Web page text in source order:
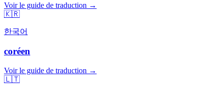
Voir le guide de traduction →
🇰🇷
한국어
coréen
Voir le guide de traduction →
🇱🇹